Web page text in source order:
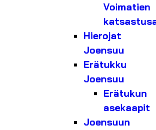
Voimatien
Hierojat
Joensuu
Erätukku
Joensuu
Erätukun
asekaapit
Joensuun